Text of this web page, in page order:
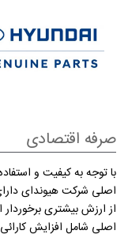
صرفه اقتصادی
با توجه به كیفیت و
اصلی شركت هیوندای
از ارزش بیشتری
اصلی شامل افزایش